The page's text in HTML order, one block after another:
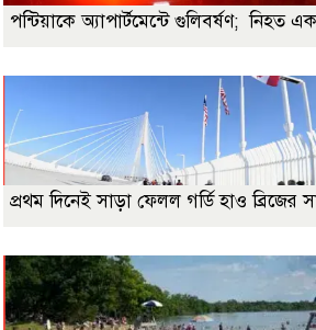
পন্টিয়াকে অ্যাপার্টমেন্টে গুলিবর্ষণ;
প্রথম দিনেই সাড়া ফেলল গর্ডি হাও